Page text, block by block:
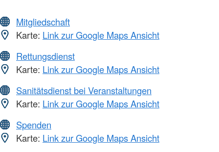
Mitgliedschaft
Karte: Link zur Google Maps Ansicht
Rettungsdienst
Karte: Link zur Google Maps Ansicht
Sanitätsdienst bei Veranstaltungen
Karte: Link zur Google Maps Ansicht
Spenden
Karte: Link zur Google Maps Ansicht